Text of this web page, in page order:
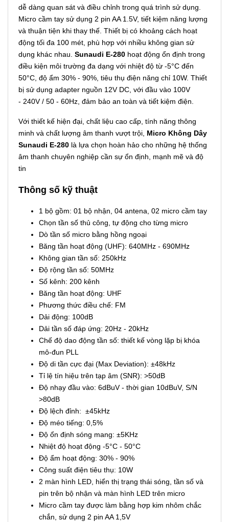
dễ dàng quan sát và điều chỉnh trong quá trình sử dụng.
Micro cầm tay sử dụng 2 pin AA 1.5V, tiết kiệm năng lượng
và thuận tiện khi thay thế. Thiết bị có khoảng cách hoạt
động tối đa 100 mét, phù hợp với nhiều không gian sử
dụng khác nhau. Sunaudi E-280 hoạt động ổn định trong
điều kiện môi trường đa dạng với nhiệt độ từ -5°C đến
50°C, độ ẩm 30% - 90%, tiêu thụ điện năng chỉ 10W. Thiết
bị sử dụng adapter nguồn 12V DC, với đầu vào 100V
- 240V / 50 - 60Hz, đảm bảo an toàn và tiết kiệm điện.
Với thiết kế hiện đại, chất liệu cao cấp, tính năng thông
minh và chất lượng âm thanh vượt trội, Micro Không Dây
Sunaudi E-280 là lựa chọn hoàn hảo cho những hệ thống
âm thanh chuyên nghiệp cần sự ổn định, mạnh mẽ và độ
tin
Thông số kỹ thuật
1 bộ gồm: 01 bộ nhận, 04 antena, 02 micro cầm tay
Chọn tần số thủ công, tự động cho từng micro
Dò tần số micro bằng hồng ngoại
Băng tần hoạt động (UHF): 640MHz - 690MHz
Không gian tần số: 250kHz
Độ rộng tần số: 50MHz
Số kênh: 200 kênh
Băng tần hoạt động: UHF
Phương thức điều chế: FM
Dải động: 100dB
Dải tần số đáp ứng: 20Hz - 20kHz
Chế độ dao động tần số: thiết kế vòng lặp bị khóa
mô-đun PLL
Độ di tần cực đại (Max Deviation): ±48kHz
Tỉ lệ tín hiệu trên tạp âm (SNR): >50dB
Độ nhạy đầu vào: 6dBuV - thời gian 10dBuV, S/N
>80dB
Độ lệch đỉnh: ±45kHz
Độ méo tiếng: 0,5%
Độ ổn định sóng mang: ±5KHz
Nhiệt độ hoạt động -5°C - 50°C
Độ ẩm hoạt động: 30% - 90%
Công suất điện tiêu thụ: 10W
2 màn hình LED, hiển thị trạng thái sóng, tần số và
pin trên bộ nhận và màn hình LED trên micro
Micro cầm tay được làm bằng hợp kim nhôm chắc
chắn, sử dụng 2 pin AA 1,5V